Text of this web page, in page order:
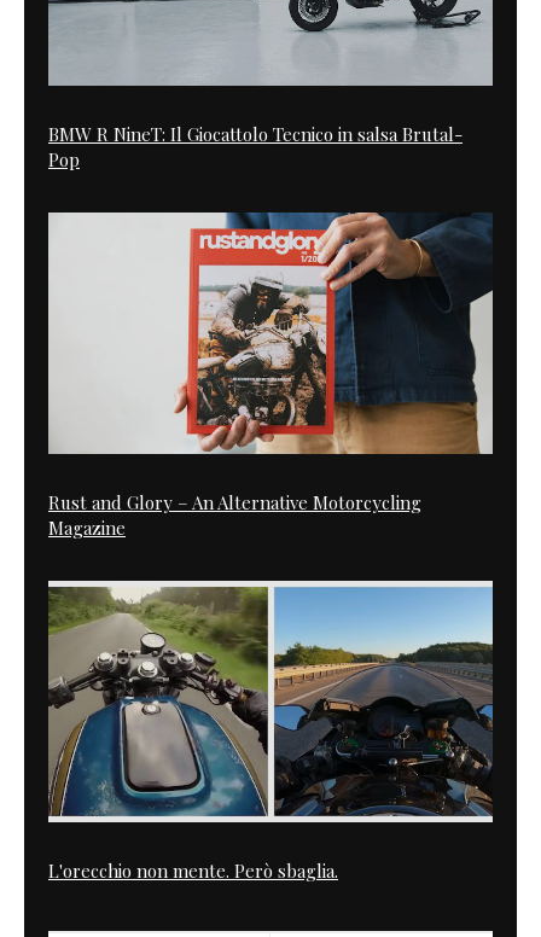
BMW R NineT: Il Giocattolo Tecnico in salsa Brutal-
Pop
Rust and Glory – An Alternative Motorcycling
Magazine
L'orecchio non mente. Però sbaglia.